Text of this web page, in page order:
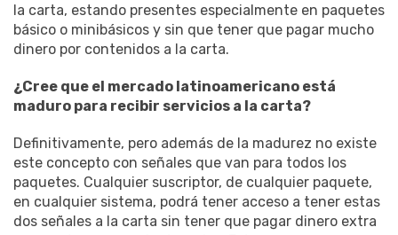
la carta, estando presentes especialmente en paquetes
básico o minibásicos y sin que tener que pagar mucho
dinero por contenidos a la carta.
¿Cree que el mercado latinoamericano está
maduro para recibir servicios a la carta?
Definitivamente, pero además de la madurez no existe
este concepto con señales que van para todos los
paquetes. Cualquier suscriptor, de cualquier paquete,
en cualquier sistema, podrá tener acceso a tener estas
dos señales a la carta sin tener que pagar dinero extra